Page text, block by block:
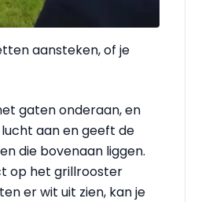
aansteken, of je
gaten onderaan, en
aan en geeft de
die bovenaan liggen.
op het grillrooster
er wit uit zien, kan je